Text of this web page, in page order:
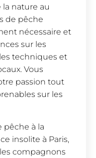
nature au
de pêche
nécessaire et
sur les
techniques et
Vous
passion tout
sur les
pêche à la
insolite à Paris,
compagnons